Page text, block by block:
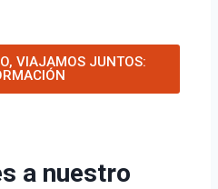
VIAJAMOS JUNTOS:
a nuestro